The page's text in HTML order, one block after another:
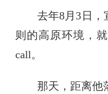
去年8月3日，
则的高原环境，
call。
那天，距离他